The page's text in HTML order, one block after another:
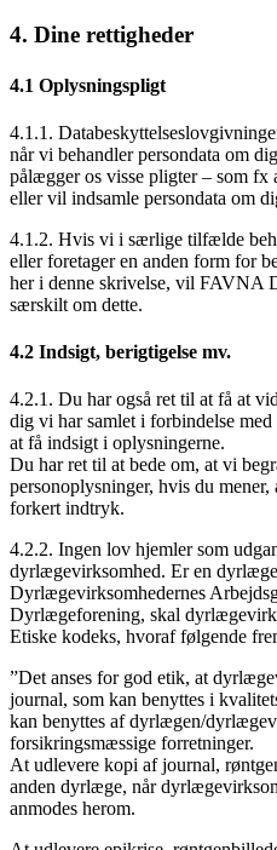
4. Dine rettigheder
4.1 Oplysningspligt
4.1.1.
når vi behandler persondata om
pålægger os visse pligter – som
eller vil indsamle persondata om
4.1.2. Hvis vi i særlige tilfælde
eller foretager en anden form for
her i denne skrivelse, vil FAVNA
særskilt om dette.
4.2 Indsigt, berigtigelse mv.
4.2.1. Du har også ret til at få at
dig vi har samlet i forbindelse
at få indsigt i oplysningerne.
Du har ret til at bede om, at vi
personoplysninger, hvis du
forkert indtryk.
4.2.2. Ingen lov hjemler som
dyrlægevirksomhed. Er en
Dyrlægevirksomhedernes
Dyrlægeforening, skal
Etiske kodeks, hvoraf følgende
”Det anses for god etik, at
journal, som kan benyttes i
kan benyttes af dyrlægen/
forsikringsmæssige forretninger.
At udlevere kopi af journal,
anden dyrlæge, når
anmodes herom.